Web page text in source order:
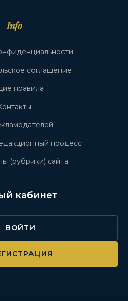
Info
соглашение
правила
процесс
(рубрики) сайта
кабинет
ВОЙТИ